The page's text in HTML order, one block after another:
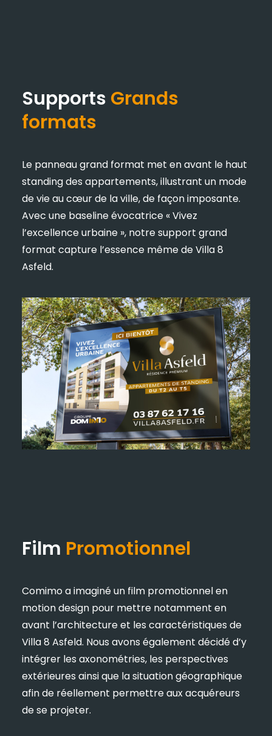
Supports Grands
formats
Le panneau grand format met en avant le haut
standing des appartements, illustrant un mode
de vie au cœur de la ville, de façon imposante.
Avec une baseline évocatrice « Vivez
l’excellence urbaine », notre support grand
format capture l’essence même de Villa 8
Asfeld.
Film Promotionnel
Comimo a imaginé un film promotionnel en
motion design pour mettre notamment en
avant l’architecture et les caractéristiques de
Villa 8 Asfeld. Nous avons également décidé d’y
intégrer les axonométries, les perspectives
extérieures ainsi que la situation géographique
afin de réellement permettre aux acquéreurs
de se projeter.